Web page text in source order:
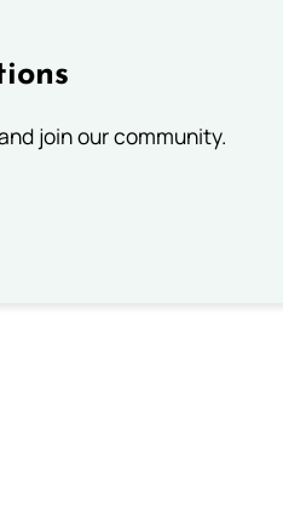
join our community.